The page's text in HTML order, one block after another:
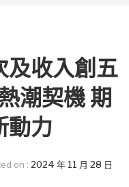
及收入創五
潮契機 期
動力
on : 2024 年 11 月 28 日